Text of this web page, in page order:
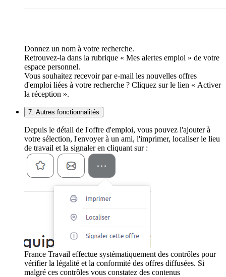
Donnez un nom à votre recherche.
Retrouvez-la dans la rubrique « Mes alertes emploi » de votre
espace personnel.
Vous souhaitez recevoir par e-mail les nouvelles offres
d'emploi liées à votre recherche ? Cliquez sur le lien « Activer
la réception ».
7. Autres fonctionnalités
Depuis le détail de l'offre d'emploi, vous pouvez l'ajouter à
votre sélection, l'envoyer à un ami, l'imprimer, localiser le lieu
de travail et la signaler en cliquant sur :
France Travail effectue systématiquement des contrôles pour
vérifier la légalité et la conformité des offres diffusées. Si
malgré ces contrôles vous constatez des contenus